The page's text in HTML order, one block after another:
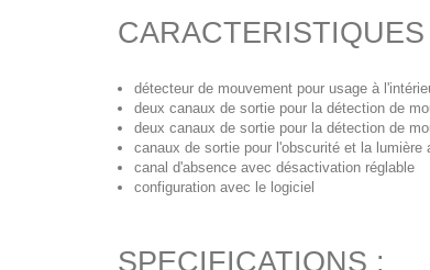
CARACTERISTIQUES
détecteur de mouvement pour usage à
deux canaux de sortie pour la détection de
deux canaux de sortie pour la détection de
canaux de sortie pour l'obscurité et la
canal d'absence avec désactivation réglable
configuration avec le logiciel
SPECIFICATIONS :